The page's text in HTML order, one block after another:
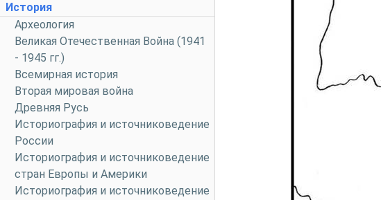
История
Археология
Великая Отечественная Война (1941
- 1945 гг.)
Всемирная история
Вторая мировая война
Древняя Русь
Историография и источниковедение
России
Историография и источниковедение
стран Европы и Америки
Историография и источниковедение